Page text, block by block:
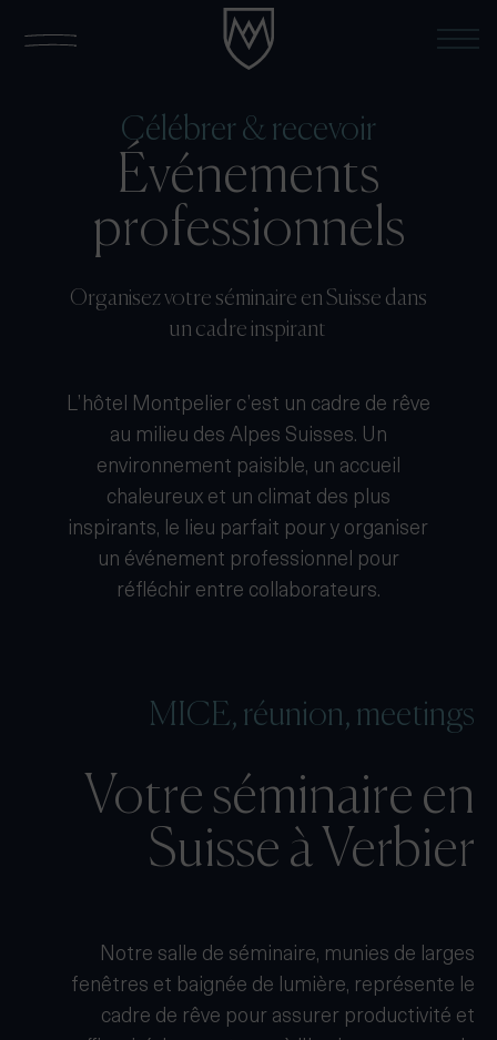
Célébrer & recevoir
Événements
professionnels
Organisez votre séminaire en Suisse dans
un cadre inspirant
L’hôtel Montpelier c’est un cadre de rêve
au milieu des Alpes Suisses. Un
environnement paisible, un accueil
chaleureux et un climat des plus
inspirants, le lieu parfait pour y organiser
un événement professionnel pour
réfléchir entre collaborateurs.
MICE, réunion, meetings
Votre séminaire en
Suisse à Verbier
Notre salle de séminaire, munies de larges
fenêtres et baignée de lumière, représente le
cadre de rêve pour assurer productivité et